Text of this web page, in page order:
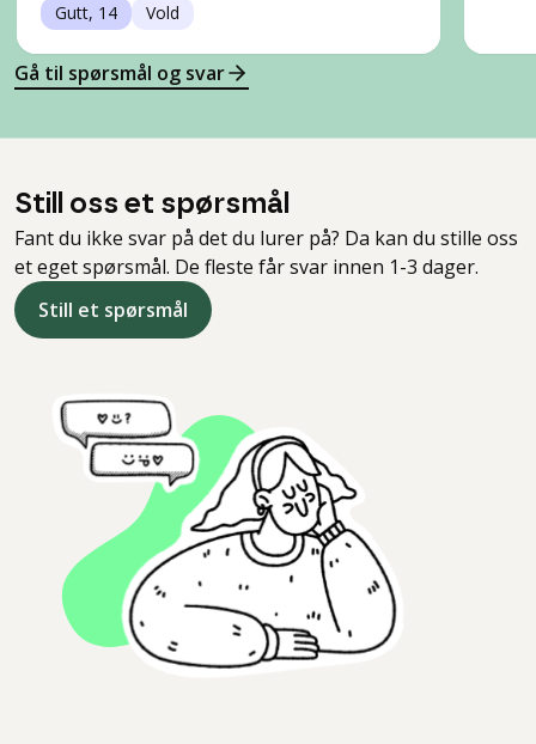
Gutt, 14 Vold
Gå til spørsmål og svar
Still oss et spørsmål
Fant du ikke svar på det du lurer på? Da kan du stille oss
et eget spørsmål. De fleste får svar innen 1-3 dager.
Still et spørsmål